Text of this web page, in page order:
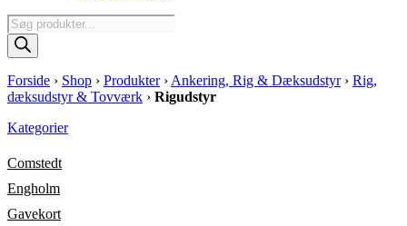
Products
search
Forside › Shop › Produkter› Ankering, Rig & Dæksudstyr› Rig,
dæksudstyr & Tovværk › Rigudstyr
Kategorier
Comstedt
Engholm
Gavekort